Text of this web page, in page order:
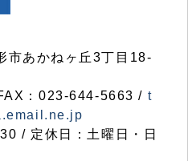
あかねヶ丘3丁目18-
：023-644-5663 / t
/ 定休日：土曜日・日